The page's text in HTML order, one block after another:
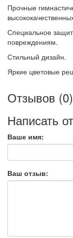
Прочные
Специальное
повреждениям.
Стильный дизайн.
Яркие цветовые
Отзывов (0)
Написать
Ваше имя:
Ваш отзыв: